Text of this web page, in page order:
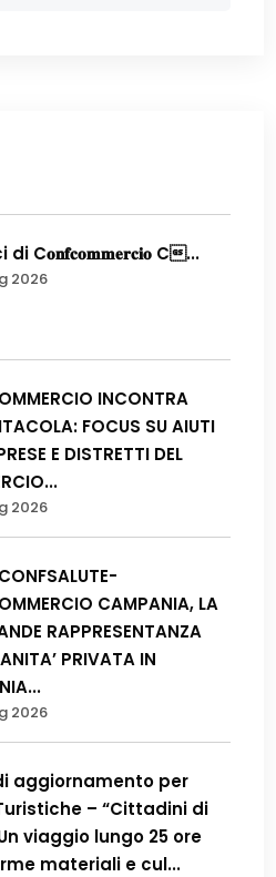
di C𝐨𝐧𝐟𝐜𝐨𝐦𝐦𝐞𝐫𝐜𝐢𝐨 C...
2026
INCONTRA
FOCUS SU AIUTI
E DISTRETTI DEL
2026
CAMPANIA, LA
RAPPRESENTANZA
PRIVATA IN
2026
aggiornamento per
– “Cittadini di
viaggio lungo 25 ore
materiali e cul...